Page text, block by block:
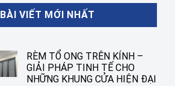
BÀI VIẾT MỚI NHẤT
RÈM TỔ ONG TRÊN KÍNH –
GIẢI PHÁP TINH TẾ CHO
NHỮNG KHUNG CỬA HIỆN ĐẠI